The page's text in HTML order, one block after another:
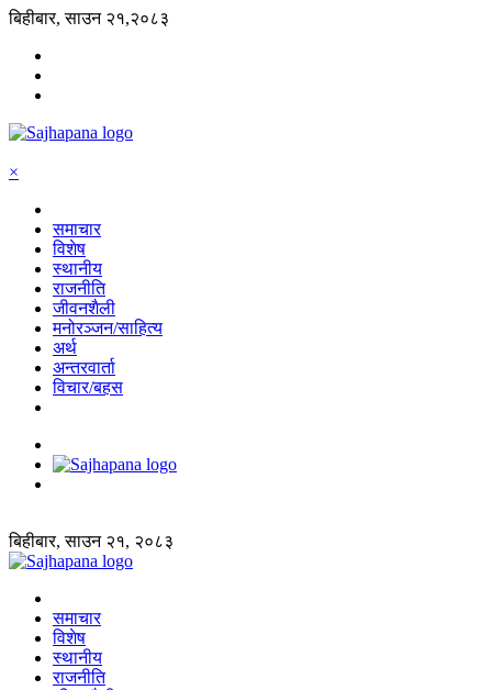
बिहीबार, साउन २१,२०८३
×
समाचार
विशेष
स्थानीय
राजनीति
जीवनशैली
मनोरञ्जन/साहित्य
अर्थ
अन्तरवार्ता
विचार/बहस
बिहीबार, साउन २१, २०८३
समाचार
विशेष
स्थानीय
राजनीति